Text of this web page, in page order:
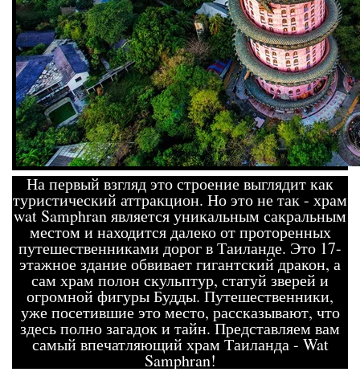
На первый взгляд это строение выглядит как
туристический аттракцион. Но это не так - храм
wat Samphran является уникальным сакральным
местом и находится далеко от проторенных
путешественниками дорог в Таиланде. Это 17-
этажное здание обвивает гигантский дракон, а
сам храм полон скульптур, статуй зверей и
огромной фигуры Будды. Путешественники,
уже посетившие это место, рассказывают, что
здесь полно загадок и тайн. Представляем вам
самый впечатляющий храм Таиланда - Wat
Samphran!